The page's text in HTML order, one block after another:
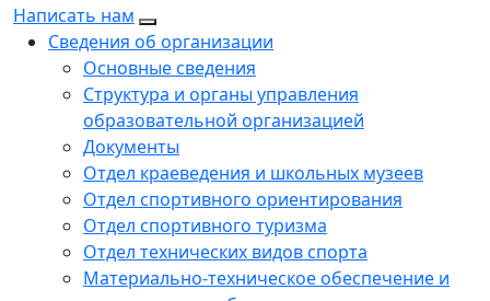
Написать нам
Сведения об организации
Основные сведения
Структура и органы управления
образовательной организацией
Документы
Отдел краеведения и школьных музеев
Отдел спортивного ориентирования
Отдел спортивного туризма
Отдел технических видов спорта
Материально-техническое обеспечение и